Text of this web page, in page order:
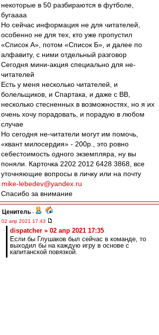
некоторые в 50 разбираются в футболе,
бугаааа
Но сейчас информация не для читателей,
особенно не для тех, кто уже пропустил
«Список А», потом «Список Б», и далее по
алфавиту, с ними отдельный разговор
Сегодня мини-акция специально для не-
читателей
Есть у меня несколько читателей, и
болельщиков, и Спартака, и даже с ВВ,
несколько стесненных в возможностях, но я их
очень хочу порадовать, и порадую в любом
случае
Но сегодня не-читатели могут им помочь,
«квант милосердия» - 200р., это ровно
себестоимость одного экземпляра, ну вы
поняли. Карточка 2202 2012 6428 3868, все
уточняющие вопросы в личку или на почту
mike-lebedev@yandex.ru
Спасибо за внимание
Ценитель -
02 апр 2021 17:43
dispatcher » 02 апр 2021 17:35
Если бы Глушаков был сейчас в команде, то
выходил бы на каждую игру в основе с
капитанской повязкой.